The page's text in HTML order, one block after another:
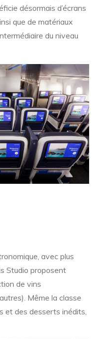
désormais d’écrans
que de matériaux
du niveau
avec plus
Studio proposent
de vins
Même la classe
et des desserts inédits,